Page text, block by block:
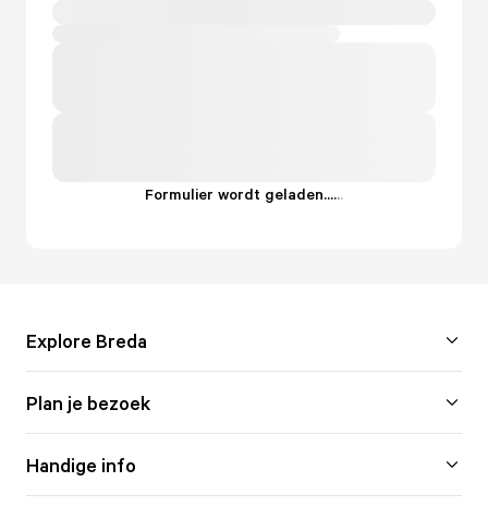
Formulier wordt geladen......
Explore Breda
Plan je bezoek
Handige info